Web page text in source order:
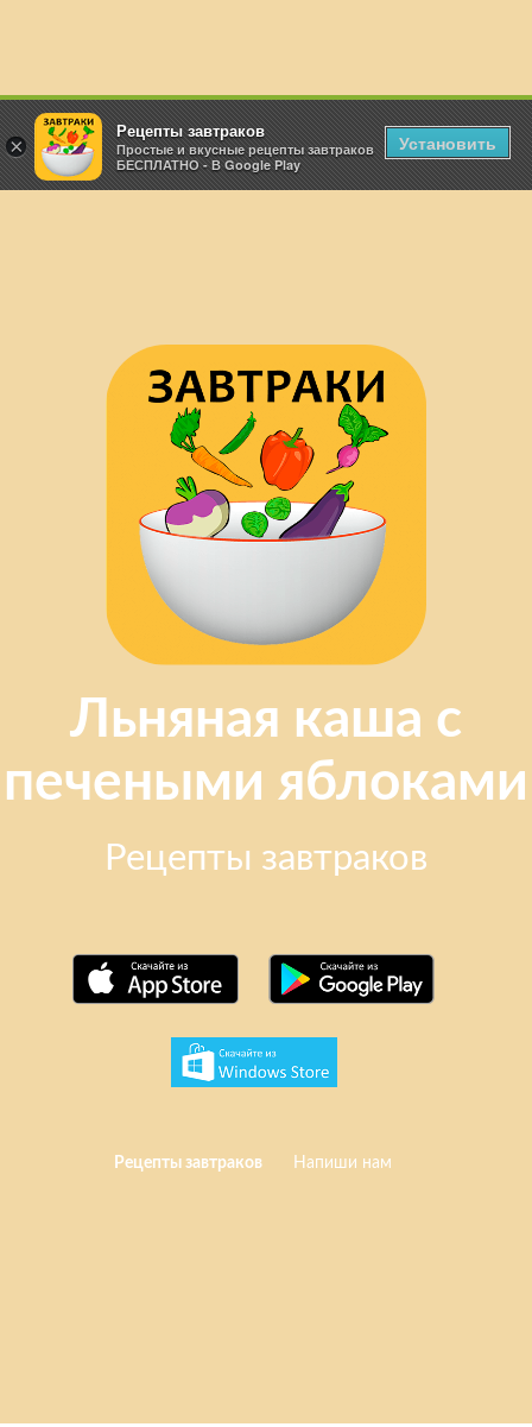
Льняная каша с
печеными яблоками
Рецепты завтраков
Рецепты завтраков Напиши нам
×
Рецепты завтраков
Простые и вкусные рецепты завтраков
БЕСПЛАТНО - В Google Play
Установить